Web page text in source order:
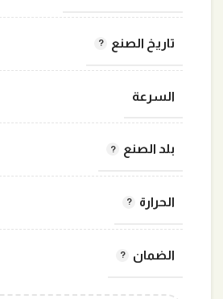
تاريخ الصنع
السرعة
بلد الصنع
الحرارة
الضمان